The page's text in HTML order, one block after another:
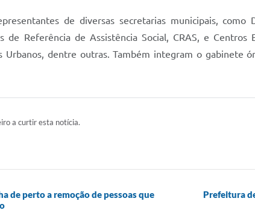
de diversas secretarias municipais,
de Referência de Assistência Social, CRAS, e Centros
Urbanos, dentre outras. Também integram o gabinete
a curtir esta notícia.
de perto a remoção de pessoas que
Prefeitura